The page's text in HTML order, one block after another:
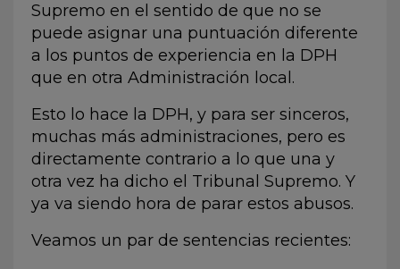
Supremo en el sentido de que no se
puede asignar una puntuación diferente
a los puntos de experiencia en la DPH
que en otra Administración local.
Esto lo hace la DPH, y para ser sinceros,
muchas más administraciones, pero es
directamente contrario a lo que una y
otra vez ha dicho el Tribunal Supremo. Y
ya va siendo hora de parar estos abusos.
Veamos un par de sentencias recientes: